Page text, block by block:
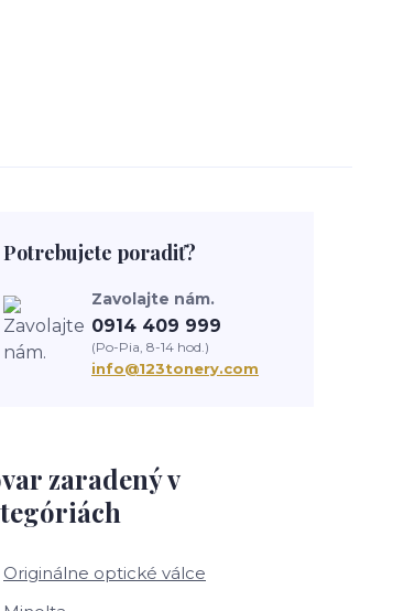
zaradený v
Originálne optické válce
Potrebujete poradiť?
Zavolajte nám.
0914 409 999
(Po-Pia, 8-14 hod.)
info@123tonery.com